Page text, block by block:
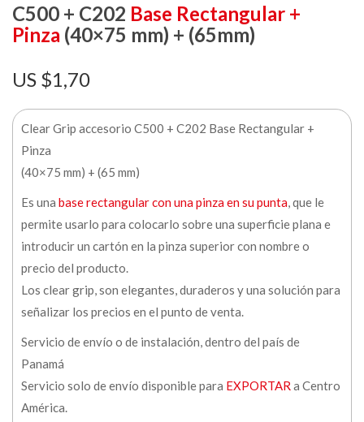
C500 + C202 Base Rectangular +
Pinza (40×75 mm) + (65mm)
$1,70
Clear Grip accesorio C500 + C202 Base Rectangular +
Pinza
(40×75 mm) + (65 mm)
Es una base rectangular con una pinza en su punta, que le
permite usarlo para colocarlo sobre una superficie plana e
introducir un cartón en la pinza superior con nombre o
precio del producto.
Los clear grip, son elegantes, duraderos y una solución para
señalizar los precios en el punto de venta.
Servicio de envío o de instalación, dentro del país de
Panamá
Servicio solo de envío disponible para EXPORTAR a Centro
América.